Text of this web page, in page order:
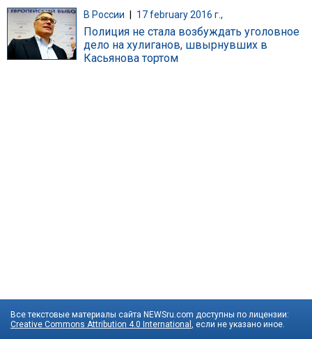
В России 17 february 2016 г.,
Полиция не стала возбуждать уголовное
дело на хулиганов, швырнувших в
Касьянова тортом
Все текстовые материалы сайта NEWSru.com доступны по лицензии:
Creative Commons Attribution 4.0 International , если не указано иное.